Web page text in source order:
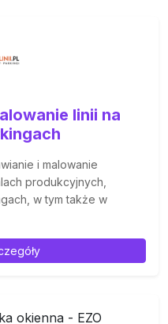
linii na
i malowanie
produkcyjnych,
w tym także w